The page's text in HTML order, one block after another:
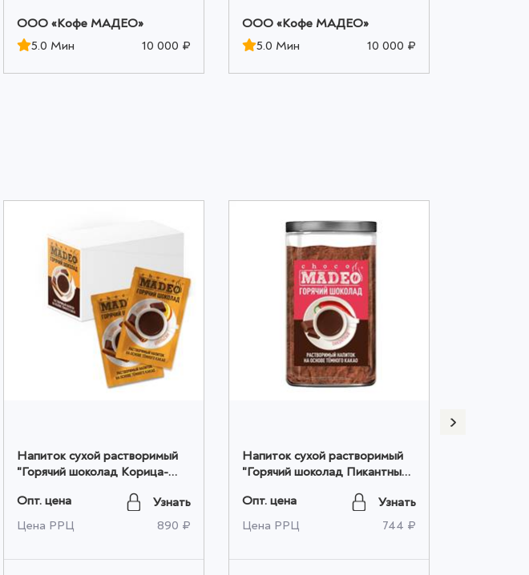
OOO «Кофе МАДЕО»
5.0 Мин
10 000 ₽
OOO «Кофе МАДЕО»
5.0 Мин
10 000 ₽
Напиток сухой растворимый
"Горячий шоколад Корица-
18шт*0,025кг оптом
Опт. цена
Узнать
Цена РРЦ
890 ₽
Напиток сухой растворимый
"Горячий шоколад Пикантный"
Опт. цена
Узнать
Цена РРЦ
744 ₽